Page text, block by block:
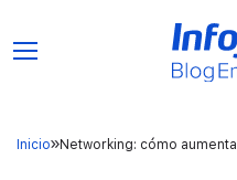
Inicio Networking: cómo